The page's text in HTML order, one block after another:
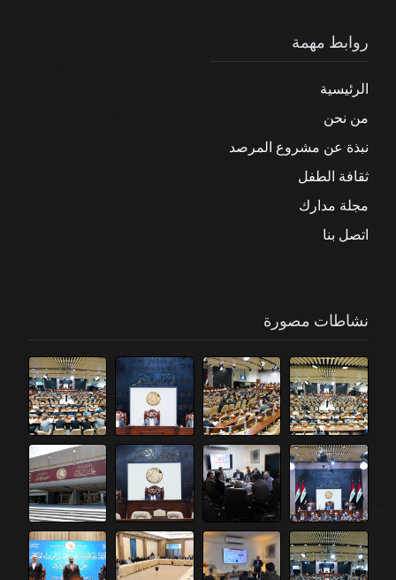
روابط مهمة
الرئيسية
من نحن
نبذة عن مشروع المرصد
ثقافة الطفل
مجلة مدارك
اتصل بنا
نشاطات مصورة